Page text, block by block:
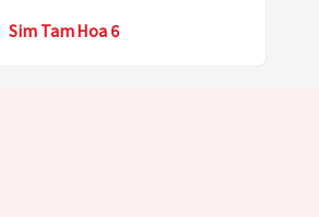
Sim Tam Hoa 6